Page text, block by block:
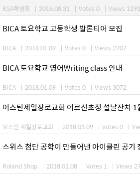
KSA학생회 | 2016.08.31 | Votes 0 | Views
BICA 토요학교 고등학생 발론티어 모집
BICA | 2018.01.09 | Votes 0 | Views 2707
BICA 토요학교 영어Writing class 안내
BICA | 2018.01.09 | Votes 0 | Views 3072
어스틴제일장로교회 어르신초청 설날잔치
오스틴 제일장로교회 | 2018.01.09 | Votes 0 |
스위스 첨단 공학이 만들어낸 아이클린 공기
Roland Shop | 2018.01.08 | Votes 1 | Views